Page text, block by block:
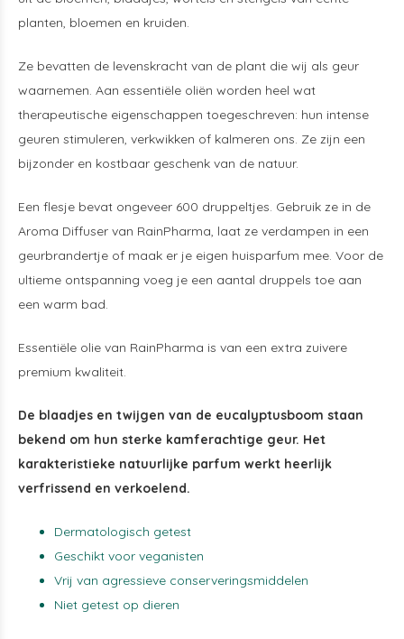
planten, bloemen en kruiden.
Ze bevatten de levenskracht van de plant die wij als geur
waarnemen. Aan essentiële oliën worden heel wat
therapeutische eigenschappen toegeschreven: hun intense
geuren stimuleren, verkwikken of kalmeren ons. Ze zijn een
bijzonder en kostbaar geschenk van de natuur.
Een flesje bevat ongeveer 600 druppeltjes. Gebruik ze in de
Aroma Diffuser van RainPharma, laat ze verdampen in een
geurbrandertje of maak er je eigen huisparfum mee. Voor de
ultieme ontspanning voeg je een aantal druppels toe aan
een warm bad.
Essentiële olie van RainPharma is van een extra zuivere
premium kwaliteit.
De blaadjes en twijgen van de eucalyptusboom staan
bekend om hun sterke kamferachtige geur. Het
karakteristieke natuurlijke parfum werkt heerlijk
verfrissend en verkoelend.
Dermatologisch getest
Geschikt voor veganisten
Vrij van agressieve conserveringsmiddelen
Niet getest op dieren